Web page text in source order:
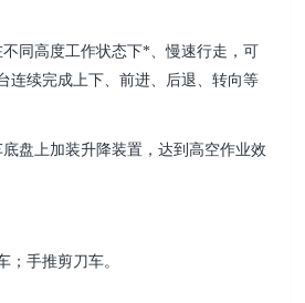
同高度工作状态下*、慢速行走，可
连续完成上下、前进、后退、转向等
盘上加装升降装置，达到高空作业效
；手推剪刀车。